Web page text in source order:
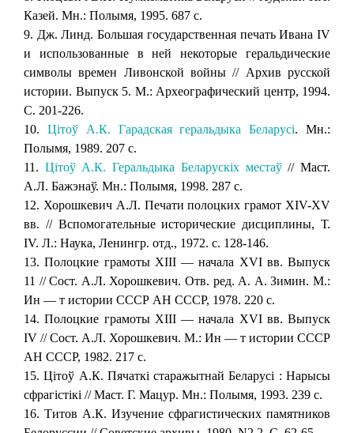
Казей. Мн.: Полымя, 1995. 687 с.
9. Дж. Линд. Большая государственная печать Ивана IV
и использованные в ней некоторые геральдические
символы времен Ливонской войны // Архив русской
истории. Выпуск 5. М.: Археографический центр, 1994.
С. 201-226.
10. Цiтоў А.К. Гарадская геральдыка Беларусi. Мн.:
Полымя, 1989. 207 с.
11. Цiтoў А.К. Геральдыка Беларускiх местаў// Маст.
А.Л. Бажэнаў. Мн.: Полымя, 1998. 287 с.
12. Хорошкевич А.Л. Печати полоцких грамот XIV-XV
вв. // Вспомогательные исторические дисциплины, Т.
IV. Л.: Наука, Ленингр. отд., 1972. с. 128-146.
13. Полоцкие грамоты XIII — начала XVI вв. Выпуск
11 // Сост. А.Л. Хорошкевич. Отв. ред. А. А. Зимин. М.:
Ин — т истории СССР АН СССР, 1978. 220 с.
14. Полоцкие грамоты XIII — начала XVI вв. Выпуск
IV // Сост. А.Л. Хорошкевич. М.: Ин — т истории СССР
АН СССР, 1982. 217 с.
15. Цiтоў А.К. Пячаткi старажытнай Беларусi : Нарысы
сфрагiстiкi // Маст. Г. Мацур. Мн.: Полымя, 1993. 239 с.
16. Титов А.К. Изучение сфрагистических памятников